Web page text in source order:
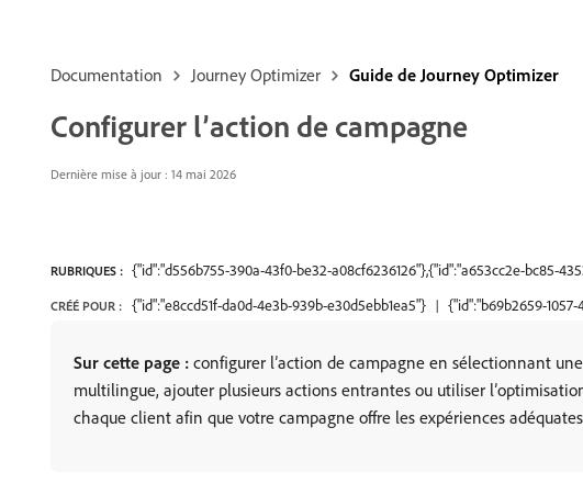
Documentation Journey Optimizer Guide de Journey Optimizer
Configurer l’action de campagne
Dernière mise à jour : 14 mai 2026
RUBRIQUES : {"id":"d556b755-390a-43f0-be32-a08cf6236126"},{"id":"a653cc2e-bc85-
CRÉÉ POUR : {"id":"e8ccd51f-da0d-4e3b-939b-e30d5ebb1ea5"} {"id":"b69b2659-
Sur cette page : configurer l’action de campagne en sélectionnant
multilingue, ajouter plusieurs actions entrantes ou utiliser
chaque client afin que votre campagne offre les expériences